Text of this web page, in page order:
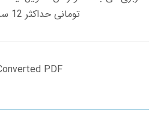
تومانی حداکثر 12 ساعت از طریق پیامک/ایمیل
PDF